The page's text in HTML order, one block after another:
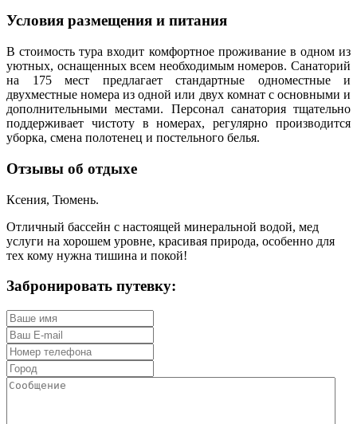
Условия размещения и питания
В стоимость тура входит комфортное проживание в одном из
уютных, оснащенных всем необходимым номеров. Санаторий
на 175 мест предлагает стандартные одноместные и
двухместные номера из одной или двух комнат с основными и
дополнительными местами. Персонал санатория тщательно
поддерживает чистоту в номерах, регулярно производится
уборка, смена полотенец и постельного белья.
Отзывы об отдыхе
Ксения, Тюмень.
Отличный бассейн с настоящей минеральной водой, мед
услуги на хорошем уровне, красивая природа, особенно для
тех кому нужна тишина и покой!
Забронировать путевку: